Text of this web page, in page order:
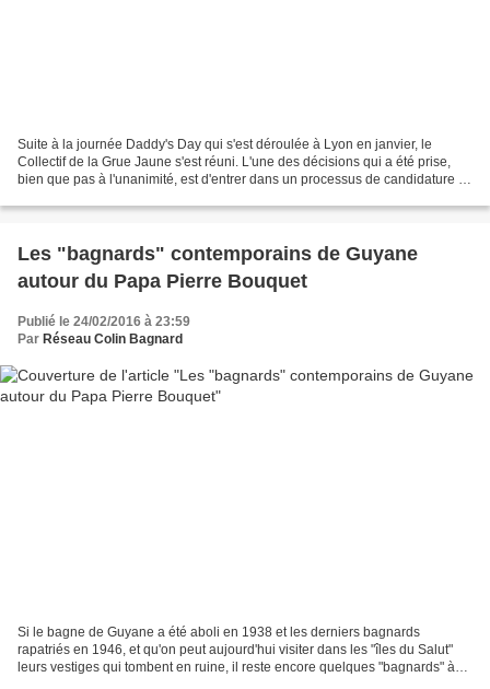
Suite à la journée Daddy's Day qui s'est déroulée à Lyon en janvier, le
Collectif de la Grue Jaune s'est réuni. L'une des décisions qui a été prise,
bien que pas à l'unanimité, est d'entrer dans un processus de candidature à
Les "bagnards" contemporains de Guyane
autour du Papa Pierre Bouquet
Publié le 24/02/2016 à 23:59
Par Réseau Colin Bagnard
Si le bagne de Guyane a été aboli en 1938 et les derniers bagnards
rapatriés en 1946, et qu'on peut aujourd'hui visiter dans les "îles du Salut"
leurs vestiges qui tombent en ruine, il reste encore quelques "bagnards" à